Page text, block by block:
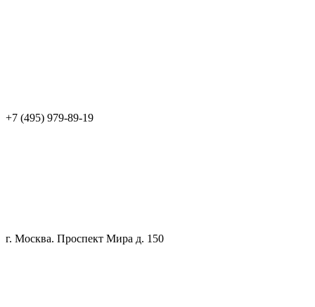
+7 (495) 979-89-19
г. Москва. Проспект Мира д. 150